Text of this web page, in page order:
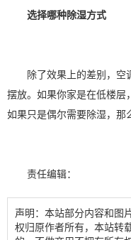
选择哪种除湿方式
除了效果上的差别，空
摆放。如果你家是在低楼层
如果只是偶尔需要除湿，那
责任编辑：
声明：本站部分内容和图
权归原作者所有，本站转